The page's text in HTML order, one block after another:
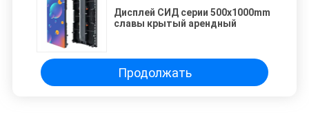
Дисплей СИД серии 500x1000mm
славы крытый арендный
Продолжать